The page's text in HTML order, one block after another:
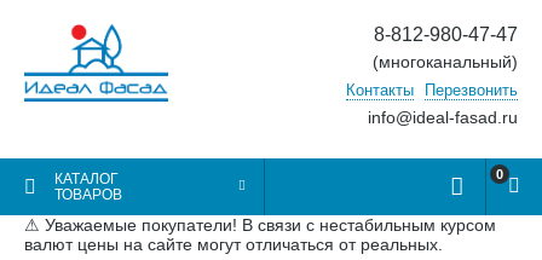
8-812-980-47-47
(многоканальный)
Контакты Перезвонить
info@ideal-fasad.ru
КАТАЛОГ
ТОВАРОВ
0
⚠ Уважаемые покупатели! В связи с нестабильным курсом
валют цены на сайте могут отличаться от реальных.